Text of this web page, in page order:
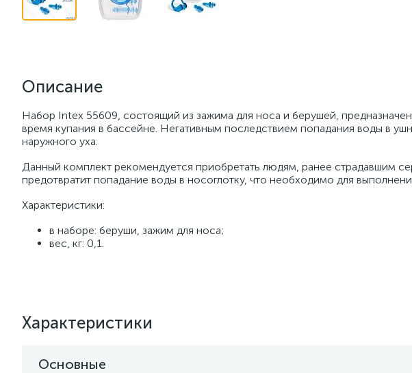
Описание
Набор Intex 55609, состоящий из зажима для носа и берушей,
время купания в бассейне. Негативным последствием попадания воды в
наружного уха.
Данный комплект рекомендуется приобретать людям, ранее страдавшим
предотвратит попадание воды в носоглотку, что необходимо для
Характеристики:
в наборе: беруши, зажим для носа;
вес, кг: 0,1.
Характеристики
Основные